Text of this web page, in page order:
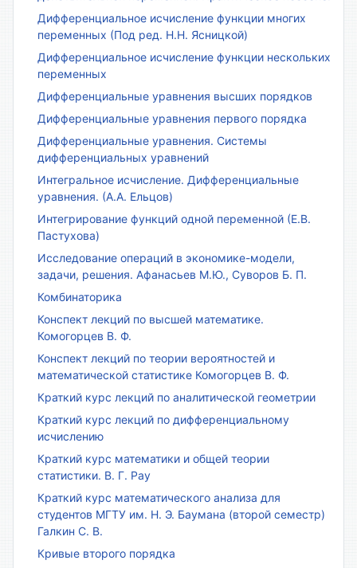
Дифференциальное исчисление функции многих
переменных (Под ред. Н.Н. Ясницкой)
Дифференциальное исчисление функции нескольких
переменных
Дифференциальные уравнения высших порядков
Дифференциальные уравнения первого порядка
Дифференциальные уравнения. Системы
дифференциальных уравнений
Интегральное исчисление. Дифференциальные
уравнения. (А.А. Ельцов)
Интегрирование функций одной переменной (Е.В.
Пастухова)
Исследование операций в экономике-модели,
задачи, решения. Афанасьев М.Ю., Суворов Б. П.
Комбинаторика
Конспект лекций по высшей математике.
Комогорцев В. Ф.
Конспект лекций по теории вероятностей и
математической статистике Комогорцев В. Ф.
Краткий курс лекций по аналитической геометрии
Краткий курс лекций по дифференциальному
исчислению
Краткий курс математики и общей теории
статистики. В. Г. Рау
Краткий курс математического анализа для
студентов МГТУ им. Н. Э. Баумана (второй семестр)
Галкин С. В.
Кривые второго порядка